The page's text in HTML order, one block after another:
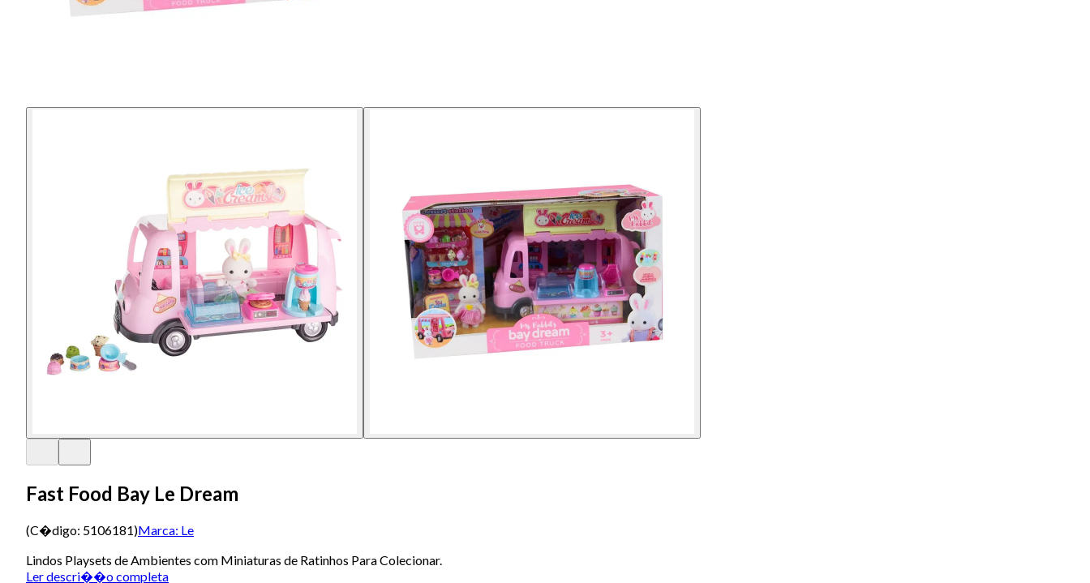
Fast Food Bay Le Dream
(C�digo: 5106181)Marca: Le
Lindos Playsets de Ambientes com Miniaturas de Ratinhos Para Colecionar.
Ler descri��o completa